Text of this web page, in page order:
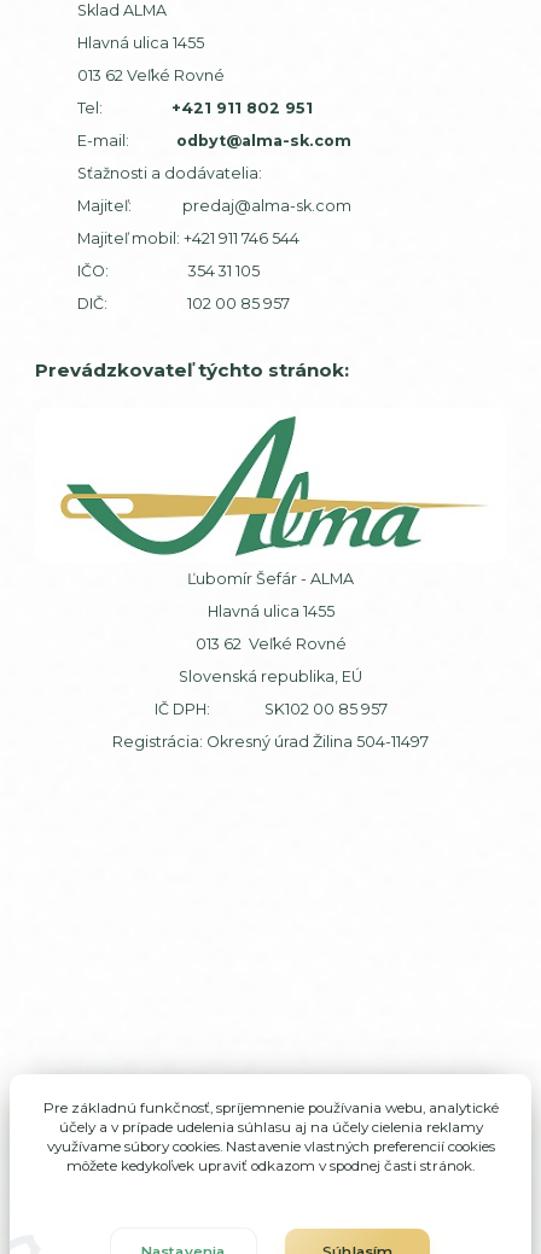
Sklad ALMA
Hlavná ulica 1455
013 62 Veľké Rovné
Tel:
+421 911 802 951
E-mail: odbyt@alma-sk.com
Sťažnosti a dodávatelia:
Majiteľ: predaj@alma-sk.com
Majiteľ mobil: +421 911 746 544
IČO: 354 31 105
DIČ: 102 00 85 957
Prevádzkovateľ týchto stránok:
Ľubomír Šefár - ALMA
Hlavná ulica 1455
013 62 Veľké Rovné
Slovenská republika, EÚ
IČ DPH: SK102 00 85 957
Registrácia: Okresný úrad Žilina 504-11497
Pre základnú funkčnosť, spríjemnenie používania webu, analytické
účely a v prípade udelenia súhlasu aj na účely cielenia reklamy
využívame súbory cookies. Nastavenie vlastných preferencií cookies
môžete kedykoľvek upraviť odkazom v spodnej časti stránok.